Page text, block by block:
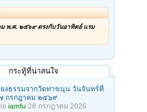
พ.ศ. ๒๕๖๙ ตรงกับวันอาทิตย์ แรม
กระทู้ที่น่าสนใจ
ยงธรรมจากวัดท่าขนุน วันจันทร์ที่
กรกฎาคม ๒๕๖๙
ย iamfu 28 กรกฎาคม 2026